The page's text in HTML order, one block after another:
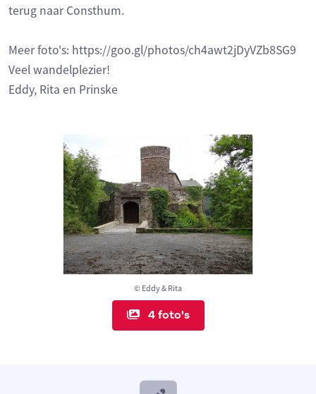
© Eddy & Rita
4 foto's
terug naar Consthum.
Meer foto's: https://goo.gl/photos/ch4awt2jDyVZb8SG9
Veel wandelplezier!
Eddy, Rita en Prinske